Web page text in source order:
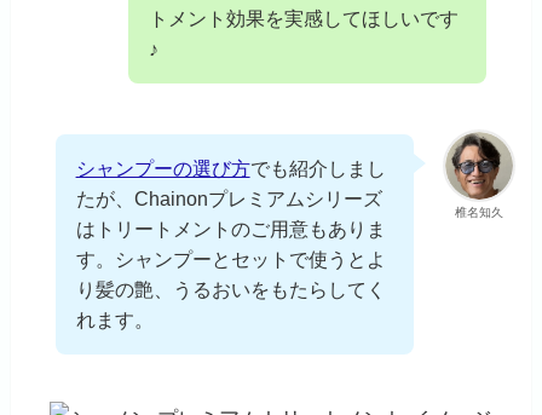
トメント効果を実感してほしいです
♪
椎名知久
シャンプーの選び方でも紹介しまし
たが、Chainonプレミアムシリーズ
はトリートメントのご用意もありま
す。シャンプーとセットで使うとよ
り髪の艶、うるおいをもたらしてく
れます。